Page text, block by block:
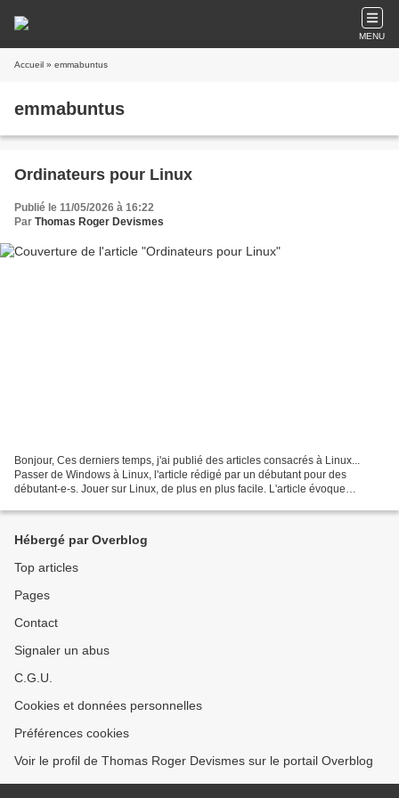
MENU
Accueil » emmabuntus
emmabuntus
Ordinateurs pour Linux
Publié le 11/05/2026 à 16:22
Par Thomas Roger Devismes
Bonjour, Ces derniers temps, j'ai publié des articles consacrés à Linux...
Passer de Windows à Linux, l'article rédigé par un débutant pour des
débutant-e-s. Jouer sur Linux, de plus en plus facile. L'article évoque
Hébergé par Overblog
Top articles
Pages
Contact
Signaler un abus
C.G.U.
Cookies et données personnelles
Préférences cookies
Voir le profil de Thomas Roger Devismes sur le portail Overblog